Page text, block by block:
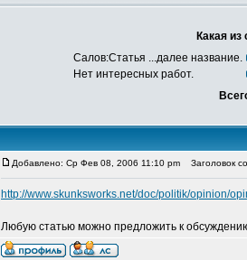
Какая из
Салов:Статья ...далее название.
Нет интересных работ.
Добавлено: Ср Фев 08, 2006 11:10 pm Заголовок
http://www.skunksworks.net/doc/politik/opinion/
Любую статью можно предложить к